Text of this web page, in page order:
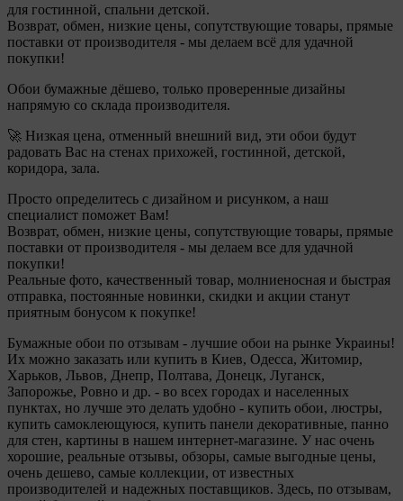
для гостинной, спальни детской.
Возврат, обмен, низкие цены, сопутствующие товары, прямые
поставки от производителя - мы делаем всё для удачной
покупки!
Обои бумажные дёшево, только проверенные дизайны
напрямую со склада производителя.
🚀 Низкая цена, отменный внешний вид, эти обои будут
радовать Вас на стенах прихожей, гостинной, детской,
коридора, зала.
Просто определитесь с дизайном и рисунком, а наш
специалист поможет Вам!
Возврат, обмен, низкие цены, сопутствующие товары, прямые
поставки от производителя - мы делаем все для удачной
покупки!
Реальные фото, качественный товар, молниеносная и быстрая
отправка, постоянные новинки, скидки и акции станут
приятным бонусом к покупке!
Бумажные обои по отзывам - лучшие обои на рынке Украины!
Их можно заказать или купить в Киев, Одесса, Житомир,
Харьков, Львов, Днепр, Полтава, Донецк, Луганск,
Запорожье, Ровно и др. - во всех городах и населенных
пунктах, но лучше это делать удобно - купить обои, люстры,
купить самоклеющуюся, купить панели декоративные, панно
для стен, картины в нашем интернет-магазине. У нас очень
хорошие, реальные отзывы, обзоры, самые выгодные цены,
очень дешево, самые коллекции, от известных
производителей и надежных поставщиков. Здесь, по отзывам,